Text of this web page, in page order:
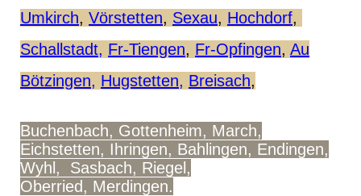
Umkirch, Vörstetten, Sexau, Hochdorf,
Schallstadt, Fr-Tiengen, Fr-Opfingen, Au
Bötzingen, Hugstetten, Breisach,
Buchenbach, Gottenheim, March,
Eichstetten, Ihringen, Bahlingen, Endingen,
Wyhl, Sasbach, Riegel,
Oberried, Merdingen.